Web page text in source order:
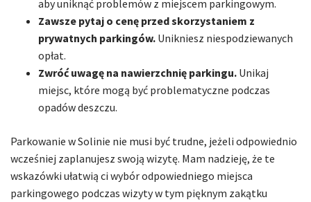
aby uniknąć problemów z miejscem parkingowym.
Zawsze pytaj o cenę przed skorzystaniem z
prywatnych parkingów. Unikniesz niespodziewanych
opłat.
Zwróć uwagę na nawierzchnię parkingu. Unikaj
miejsc, które mogą być problematyczne podczas
opadów deszczu.
Parkowanie w Solinie nie musi być trudne, jeżeli odpowiednio
wcześniej zaplanujesz swoją wizytę. Mam nadzieję, że te
wskazówki ułatwią ci wybór odpowiedniego miejsca
parkingowego podczas wizyty w tym pięknym zakątku